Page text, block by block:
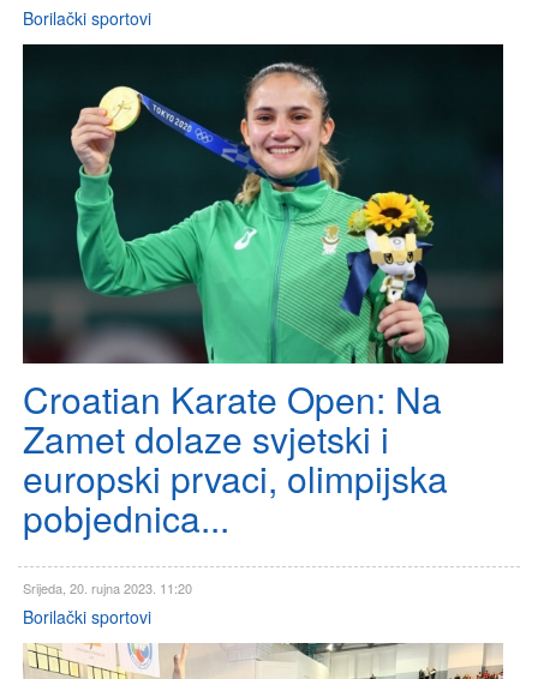
Borilački sportovi
Croatian Karate Open: Na
Zamet dolaze svjetski i
europski prvaci, olimpijska
pobjednica...
Srijeda, 20. rujna 2023. 11:20
Borilački sportovi